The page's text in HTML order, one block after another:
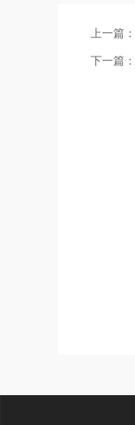
上一篇：
下一篇：